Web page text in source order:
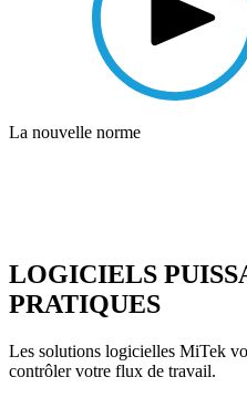
La nouvelle norme
LOGICIELS
PRATIQUES
Les solutions logicielles MiTek
contrôler votre flux de travail.